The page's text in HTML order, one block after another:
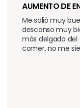
AUMENTO DE
Me salió muy
descanso muy
más delgada del
comer, no me